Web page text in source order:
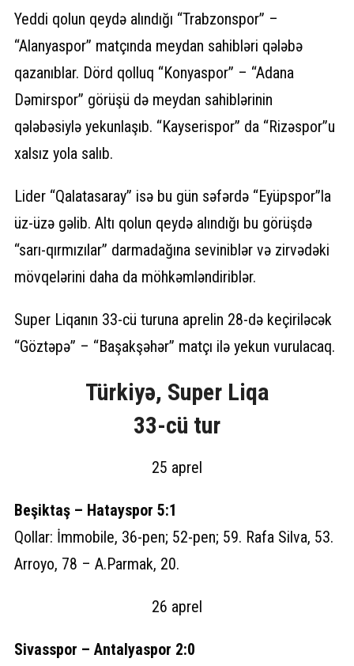
Yeddi qolun qeydə alındığı “Trabzonspor” –
“Alanyaspor” matçında meydan sahibləri qələbə
qazanıblar. Dörd qolluq “Konyaspor” – “Adana
Dəmirspor” görüşü də meydan sahiblərinin
qələbəsiylə yekunlaşıb. “Kayserispor” da “Rizəspor”u
xalsız yola salıb.
Lider “Qalatasaray” isə bu gün səfərdə “Eyüpspor”la
üz-üzə gəlib. Altı qolun qeydə alındığı bu görüşdə
“sarı-qırmızılar” darmadağına seviniblər və zirvədəki
mövqelərini daha da möhkəmləndiriblər.
Super Liqanın 33-cü turuna aprelin 28-də keçiriləcək
“Göztəpə” – “Başakşəhər” matçı ilə yekun vurulacaq.
Türkiyə, Super Liqa
33-cü tur
25 aprel
Beşiktaş – Hatayspor 5:1
Qollar: İmmobile, 36-pen; 52-pen; 59. Rafa Silva, 53.
Arroyo, 78 – A.Parmak, 20.
26 aprel
Sivasspor – Antalyaspor 2:0